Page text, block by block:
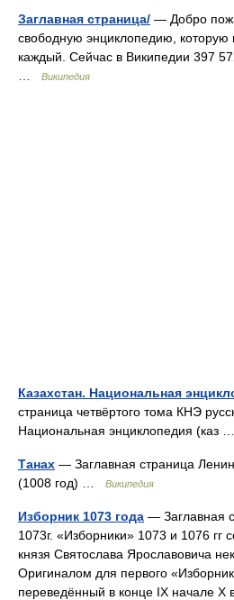
Заглавная страница/ — Добро
свободную энциклопедию, которую
каждый. Сейчас в Википедии 397
Википедия
Казахстан. Национальная
страница четвёртого тома КНЭ
Национальная энциклопедия (каз
Танах — Заглавная страница
(1008 год) …
Википедия
Изборник 1073 года — Заглавная
1073г. «Изборники» 1073 и 1076 гг
князя Святослава Ярославовича
Оригиналом для первого
переведённый в конце IX начале